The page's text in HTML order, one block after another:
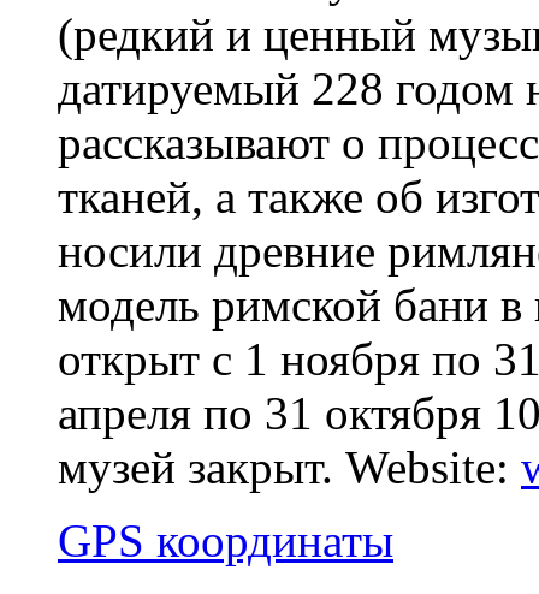
(редкий и ценный
датируемый 228 годом
рассказывают о
тканей, а также об
носили древние
модель римской бани
открыт с 1 ноября по
апреля по 31 октября
музей закрыт. Website:
GPS координаты